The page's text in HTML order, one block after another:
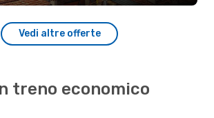
Vedi altre offerte
treno economico